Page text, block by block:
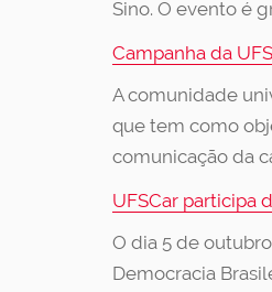
Sino. O evento é
Campanha da
A comunidade
que tem como
comunicação da
UFSCar participa
O dia 5 de
Democracia